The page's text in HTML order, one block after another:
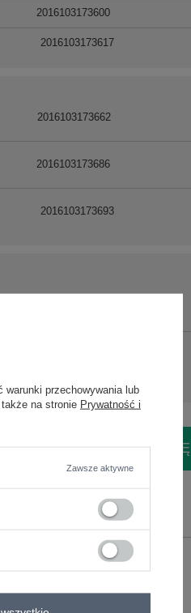
2016103173662
2016103173686
2016103173693
2016103173600
2016103173617
SIĘ I ZOBACZ CENĘ
warunki przechowywania lub
na stronie Prywatność i
Zawsze aktywne